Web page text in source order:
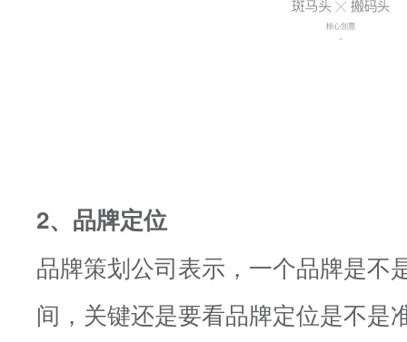
2、品牌定位
品牌策划公司表示，一个品牌是不
间，关键还是要看品牌定位是不是